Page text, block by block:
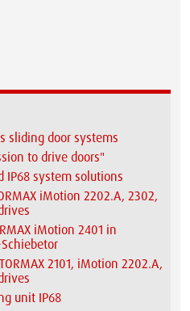
sliding door systems
to drive doors"
IP68 system solutions
iMotion 2202.A, 2302,
iMotion 2401 in
2101, iMotion 2202.A,
unit IP68